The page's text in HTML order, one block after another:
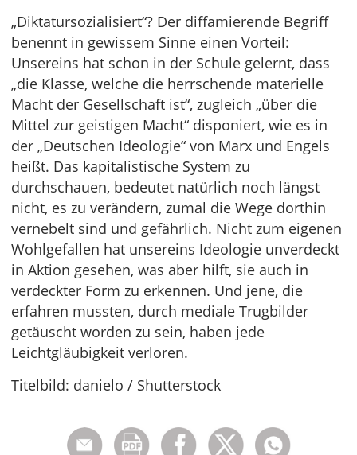
„Diktatursozialisiert“? Der diffamierende Begriff
benennt in gewissem Sinne einen Vorteil:
Unsereins hat schon in der Schule gelernt, dass
„die Klasse, welche die herrschende materielle
Macht der Gesellschaft ist“, zugleich „über die
Mittel zur geistigen Macht“ disponiert, wie es in
der „Deutschen Ideologie“ von Marx und Engels
heißt. Das kapitalistische System zu
durchschauen, bedeutet natürlich noch längst
nicht, es zu verändern, zumal die Wege dorthin
vernebelt sind und gefährlich. Nicht zum eigenen
Wohlgefallen hat unsereins Ideologie unverdeckt
in Aktion gesehen, was aber hilft, sie auch in
verdeckter Form zu erkennen. Und jene, die
erfahren mussten, durch mediale Trugbilder
getäuscht worden zu sein, haben jede
Leichtgläubigkeit verloren.
Titelbild: danielo / Shutterstock